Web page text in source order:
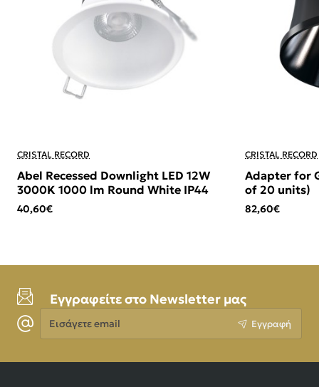
CRISTAL RECORD
Abel Recessed Downlight LED 12W
3000K 1000 lm Round White IP44
40,60€
CRISTAL RECORD
Adapter for
of 20 units)
82,60€
Εγγραφείτε στο Newsletter μας
Εισάγετε
email
Εγγραφή